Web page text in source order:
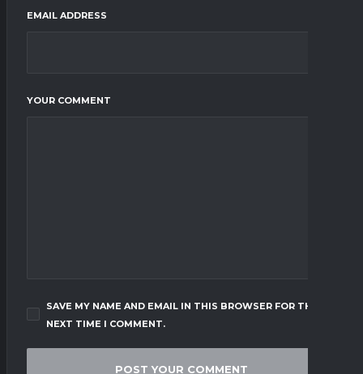
EMAIL ADDRESS
YOUR COMMENT
SAVE MY NAME AND EMAIL IN THIS BROWSER FOR THE
NEXT TIME I COMMENT.